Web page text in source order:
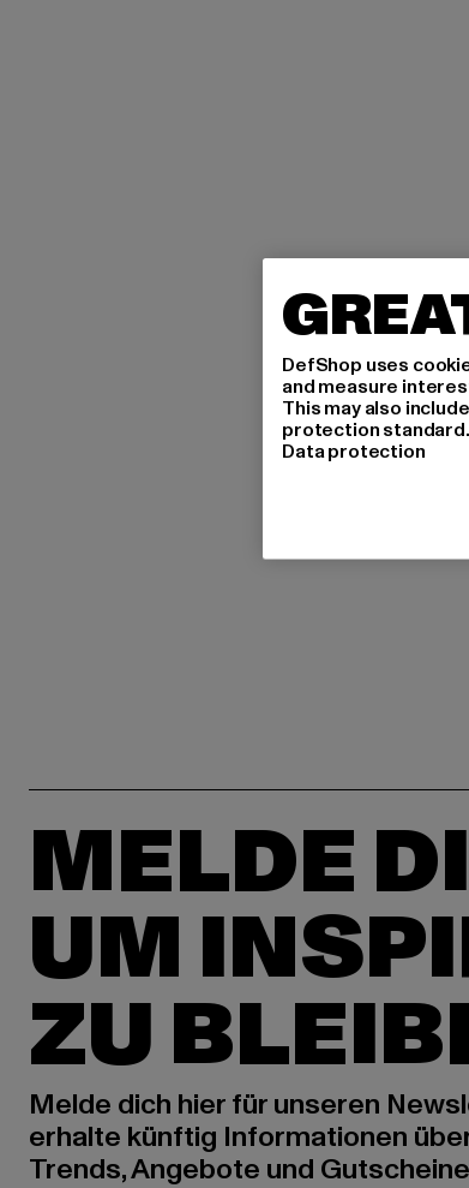
MELDE
UM
ZU
Melde dich hier für unseren
erhalte künftig Informationen
Trends, Angebote und
DefShop uses
and measure
This may also
protection standard.
Data protection